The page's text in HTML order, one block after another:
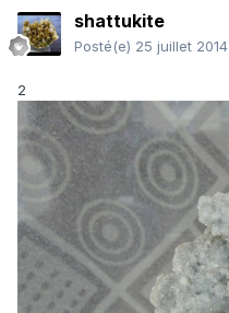
shattukite
Posté(e) 25 juillet 2014
2